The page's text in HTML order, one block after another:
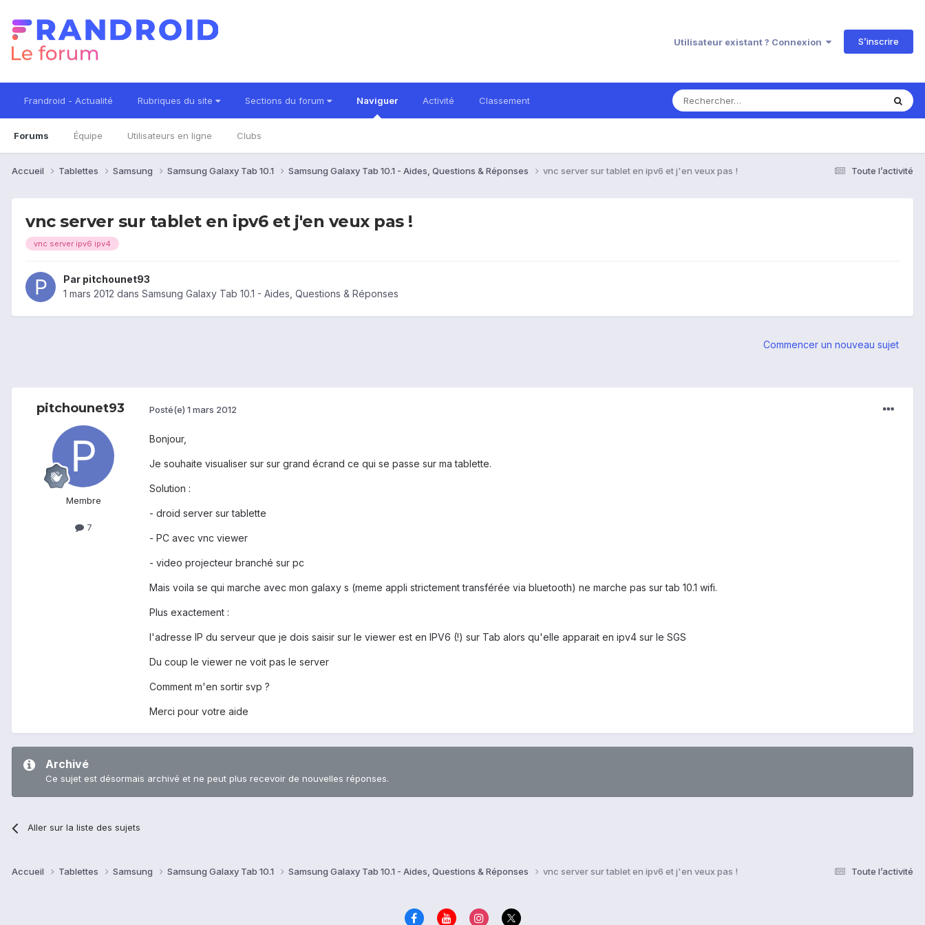
Utilisateur existant ? Connexion S’inscrire
Frandroid - Actualité Rubriques du site Sections du forum Naviguer
Forums Équipe Utilisateurs en ligne Clubs
Activité Classement
Toute l’activité
Accueil Tablettes Samsung Samsung Galaxy Tab 10.1 Samsung Galaxy Tab 10.1 - Aides, Questions & Réponses vnc server sur tablet en ipv6 et j'en veux pas !
vnc server sur tablet en ipv6 et j'en veux pas !
vnc server ipv6 ipv4
Par pitchounet93
1 mars 2012 dans Samsung Galaxy Tab 10.1 - Aides, Questions & Réponses
Commencer un nouveau sujet
pitchounet93
Membre
7
Posté(e) 1 mars 2012
Bonjour,
Je souhaite visualiser sur sur grand écrand ce qui se passe sur ma tablette.
Solution :
- droid server sur tablette
- PC avec vnc viewer
- video projecteur branché sur pc
Mais voila se qui marche avec mon galaxy s (meme appli strictement transférée via bluetooth) ne marche pas sur tab 10.1 wifi.
Plus exactement :
l'adresse IP du serveur que je dois saisir sur le viewer est en IPV6 (!) sur Tab alors qu'elle apparait en ipv4 sur le SGS
Du coup le viewer ne voit pas le server
Comment m'en sortir svp ?
Merci pour votre aide
Archivé
Ce sujet est désormais archivé et ne peut plus recevoir de nouvelles réponses.
Aller sur la liste des sujets
Toute l’activité
Accueil Tablettes Samsung Samsung Galaxy Tab 10.1 Samsung Galaxy Tab 10.1 - Aides, Questions & Réponses vnc server sur tablet en ipv6 et j'en veux pas !